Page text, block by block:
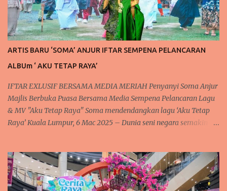
ARTIS BARU ‘SOMA’ ANJUR IFTAR SEMPENA PELANCARAN
ALBUm ‘ AKU TETAP RAYA’
IFTAR EXLUSIF BERSAMA MEDIA MERIAH Penyanyi Soma Anjur
Majlis Berbuka Puasa Bersama Media Sempena Pelancaran Lagu
& MV "Aku Tetap Raya" Soma mendendangkan lagu ‘Aku Tetap
Raya’ Kuala Lumpur, 6 Mac 2025 – Dunia seni negara semakin
setiap kali menjelang syawal. Tidak terlepas juga kepada
penyanyi baharu tanahair, Soma atau nama aslinya Rosmah S.
Sengari @ Basar, yang berpengalaman dalam dunia seni. Sering